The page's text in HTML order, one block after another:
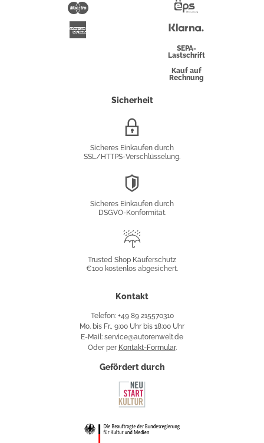
Maestro
Überweisung
SEPA-
Lastschrift
Kauf auf
Rechnung
Sicherheit
Sicheres Einkaufen durch
SSL/HTTPS-Verschlüsselung.
Sicheres Einkaufen durch
DSGVO-Konformität.
Käuferschutz
Trusted Shop Käuferschutz
€100 kostenlos abgesichert.
Kontakt
Telefon: +49 89 215570310
Mo. bis Fr., 9:00 Uhr bis 18:00 Uhr
E-Mail: service@autorenwelt.de
Oder per Kontakt-Formular.
Gefördert durch